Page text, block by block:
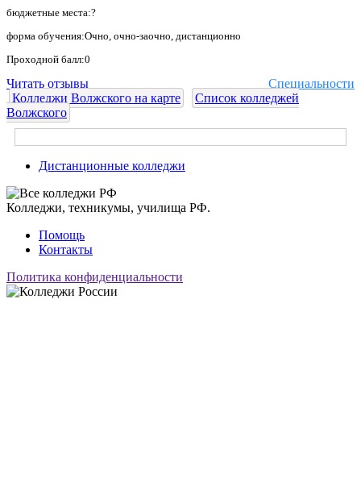
бюджетные места:?
форма обучения:Очно, очно-заочно, дистанционно
Проходной балл:0
Специальности
Читать отзывы
Колледжи Волжского на карте
Список колледжей
Волжского
Дистанционные колледжи
Колледжи, техникумы, училища РФ.
Помощь
Контакты
Политика конфиденциальности